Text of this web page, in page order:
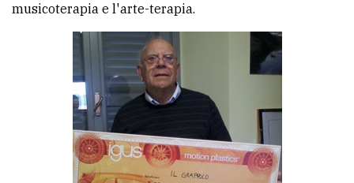
musicoterapia e l'arte-terapia.